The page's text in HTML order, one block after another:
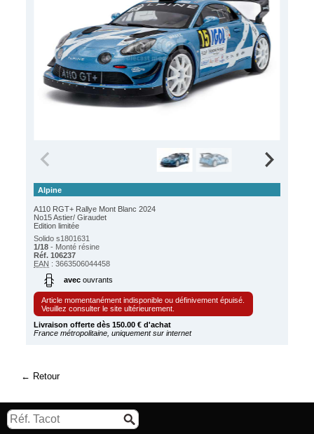
Alpine
A110 RGT+ Rallye Mont Blanc 2024
No15 Astier/ Giraudet
Edition limitée
Solido s1801631
1/18 - Monté résine
Réf. 106237
EAN : 3663506044458
avecouvrants
Article momentanément indisponible ou définivement épuisé.
Veuillez consulter le site ultérieurement.
Livraison offerte dès 150.00 € d'achat
France métropolitaine, uniquement sur internet
Retour